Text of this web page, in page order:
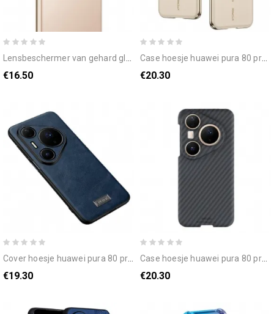
lensbeschermer van gehard glas voor huawei pura 80 pro
€16.50
case hoesje huawei pura 80 pro telefoonhoesje gkk magsafe
€20.30
cover hoesje huawei pura 80 pro telefoonhoesje sulada lederlook
€19.30
case hoesje huawei pura 80 pro telefoonhoesje x-level
€20.30